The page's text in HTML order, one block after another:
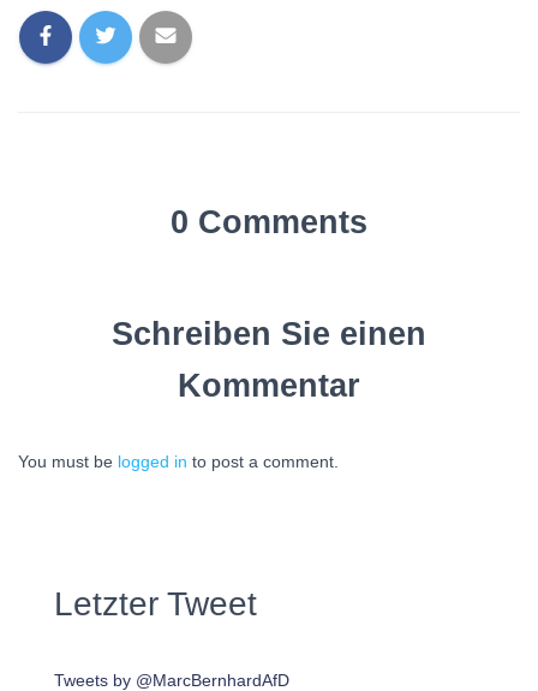
0 Comments
Schreiben Sie einen
Kommentar
You must be logged in to post a comment.
Letzter Tweet
Tweets by @MarcBernhardAfD